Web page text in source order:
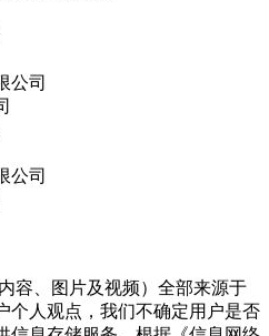
公司
公司
容、图片及视频）全部来源于
个人观点，我们不确定用户是否